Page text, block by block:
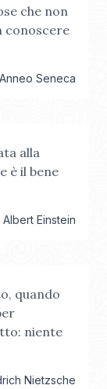
che non
conoscere
Seneca
alla
è il bene
Albert Einstein
quando
niente
Nietzsche